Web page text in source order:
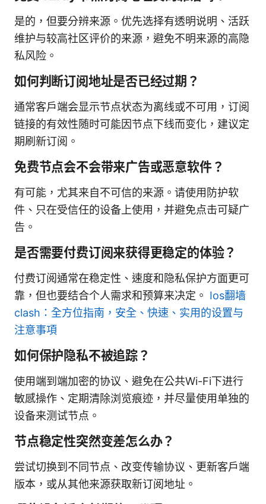
是的，但要分辨来源。优先选择有透明说明、活跃
维护与较高社区评价的来源，避免不明来源的高隐
私风险。
如何判断订阅地址是否已经过期？
通常客户端会显示节点状态为离线或不可用，订阅
链接的有效性随时可能因节点下线而变化，建议定
期刷新订阅。
免费节点会不会带来广告或恶意软件？
有可能，尤其来自不可信的来源。请使用防护软
件、只在受信任的设备上使用，并避免点击可疑广
告。
是否需要付费订阅来获得更稳定的体验？
付费订阅通常在稳定性、速度和隐私保护方面更可
靠，但也要结合个人需求和预算来决定。 Ios翻墙
clash：全方位指南，安全、快速、实用的设置与
注意事項
如何保护隐私不被追踪？
使用端到端加密的协议、避免在公共Wi-Fi下进行
敏感操作、定期清除浏览痕迹，并尽量使用单独的
设备来测试节点。
节点稳定性突然变差怎么办？
尝试切换到不同节点、改变传输协议、更新客户端
版本，或从其他来源获取新订阅地址。